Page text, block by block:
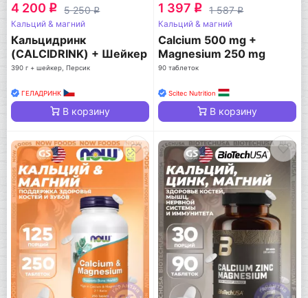
4 200 q 5 250q
Кальций & магний
Кальцидринк
(CALCIDRINK) + Шейкер
390 г + шейкер, Персик
ГЕЛАДРИНК
В корзину
1 397 q 1 587q
Кальций & магний
Calcium 500 mg +
Magnesium 250 mg
90 таблеток
Scitec Nutrition
В корзину